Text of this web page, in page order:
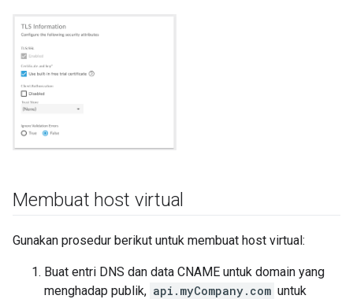
Membuat host virtual
Gunakan prosedur berikut untuk membuat host virtual:
Buat entri DNS dan data CNAME untuk domain yang
menghadap publik, api.myCompany.com untuk